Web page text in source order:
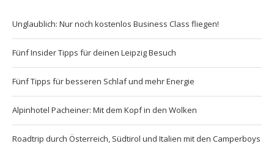
Unglaublich: Nur noch kostenlos Business Class fliegen!
Fünf Insider Tipps für deinen Leipzig Besuch
Fünf Tipps für besseren Schlaf und mehr Energie
Alpinhotel Pacheiner: Mit dem Kopf in den Wolken
Roadtrip durch Österreich, Südtirol und Italien mit den Camperboys